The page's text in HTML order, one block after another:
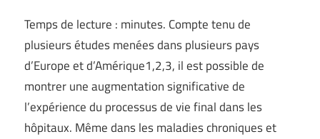
Temps de lecture : minutes. Compte tenu de
plusieurs études menées dans plusieurs pays
d’Europe et d’Amérique1,2,3, il est possible de
montrer une augmentation significative de
l’expérience du processus de vie final dans les
hôpitaux. Même dans les maladies chroniques et